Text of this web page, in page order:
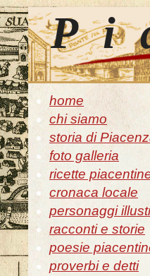
home
chi siamo
storia di
foto galleria
ricette
cronaca locale
personaggi
racconti e storie
poesie
proverbi e detti